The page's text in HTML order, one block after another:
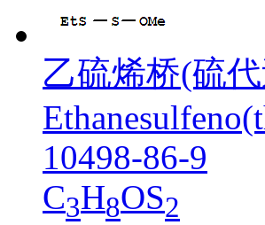
乙硫烯桥(硫
10498-86-9
C3H8OS2